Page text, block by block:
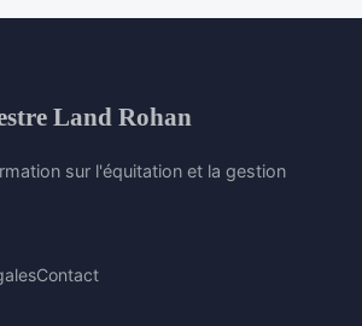
Land Rohan
sur l'équitation et la gestion
Contact